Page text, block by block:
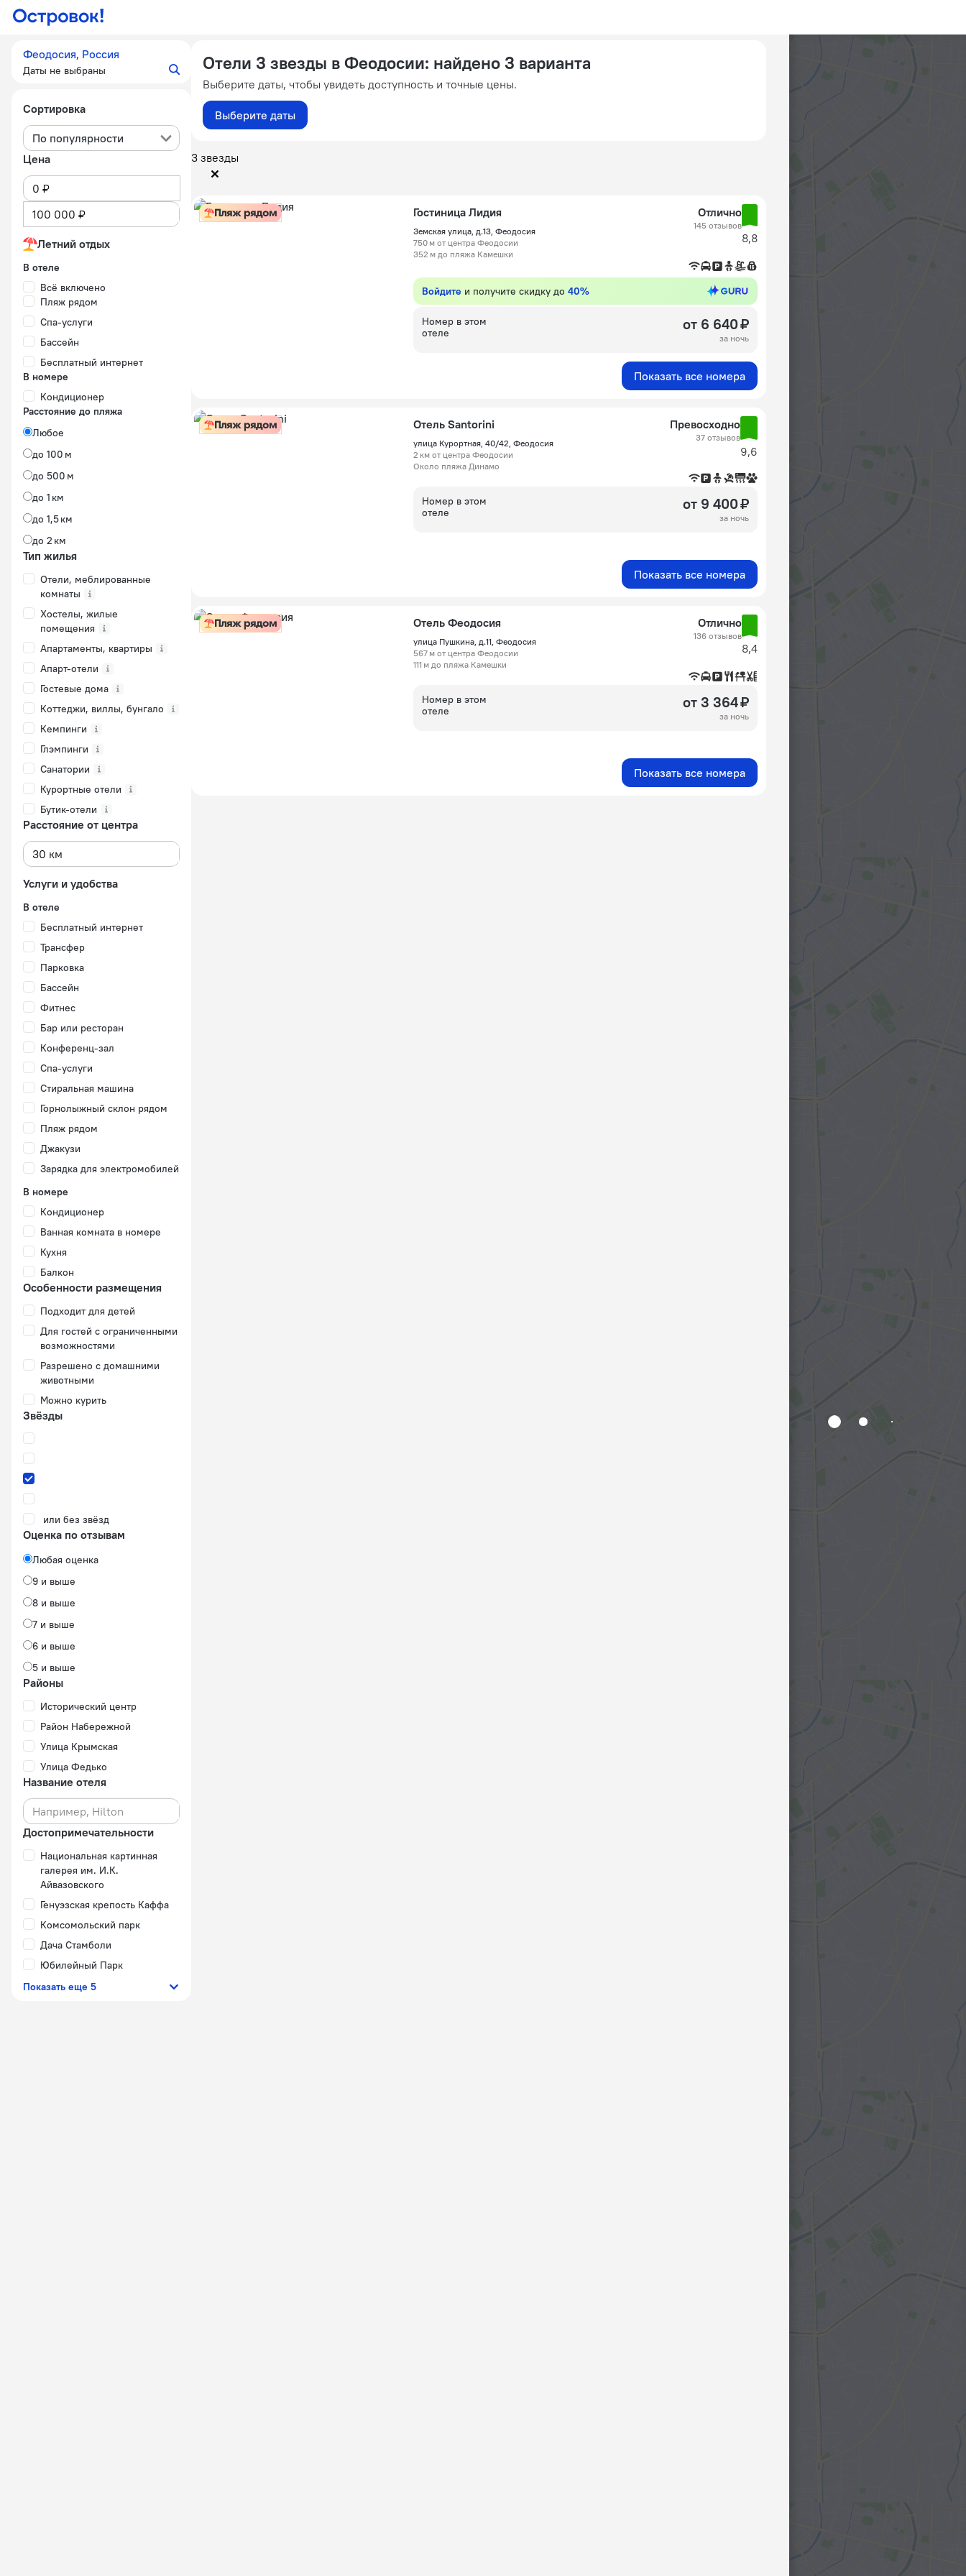
Феодосия, Россия
Даты не выбраны
Сортировка
По популярности
Цена
Летний отдых
В отеле
Всё включено
Пляж рядом
Спа-услуги
Бассейн
Бесплатный интернет
В номере
Кондиционер
Расстояние до пляжа
Любое
до 100 м
до 500 м
до 1 км
до 1,5 км
до 2 км
Тип жилья
Отели, меблированные
комнаты
Хостелы, жилые
помещения
Апартаменты, квартиры
Апарт-отели
Гостевые дома
Коттеджи, виллы, бунгало
Кемпинги
Глэмпинги
Санатории
Курортные отели
Бутик-отели
Расстояние от центра
Услуги и удобства
В отеле
Бесплатный интернет
Трансфер
Парковка
Бассейн
Фитнес
Бар или ресторан
Конференц-зал
Спа-услуги
Стиральная машина
Горнолыжный склон рядом
Пляж рядом
Джакузи
Зарядка для электромобилей
В номере
Кондиционер
Ванная комната в номере
Кухня
Балкон
Особенности размещения
Подходит для детей
Для гостей с ограниченными
возможностями
Разрешено с домашними
животными
Можно курить
Звёзды
или без звёзд
Оценка по отзывам
Любая оценка
9 и выше
8 и выше
7 и выше
6 и выше
5 и выше
Районы
Исторический центр
Район Набережной
Улица Крымская
Улица Федько
Название отеля
Достопримечательности
Национальная картинная
галерея им. И.К.
Айвазовского
Генуэзская крепость Каффа
Комсомольский парк
Дача Стамболи
Юбилейный Парк
Показать еще 5
Отели 3 звезды в Феодосии: найдено 3 варианта
Выберите даты, чтобы увидеть доступность и точные цены.
Выберите даты
3 звезды
Пляж рядом Гостиница Лидия
Земская улица, д.13, Феодосия
750 м от центра Феодосии
352 м до пляжа Камешки
Отлично
145 отзывов
8,8
Войдите и получите скидку до 40%
Номер в этом
отеле
от 6 640 ₽
за ночь
Показать все номера
Пляж рядом Отель Santorini
улица Курортная, 40/42, Феодосия
2 км от центра Феодосии
Около пляжа Динамо
Превосходно
37 отзывов
9,6
Номер в этом
отеле
от 9 400 ₽
за ночь
Показать все номера
Пляж рядом Отель Феодосия
улица Пушкина, д.11, Феодосия
567 м от центра Феодосии
111 м до пляжа Камешки
Отлично
136 отзывов
8,4
Номер в этом
отеле
от 3 364 ₽
за ночь
Показать все номера